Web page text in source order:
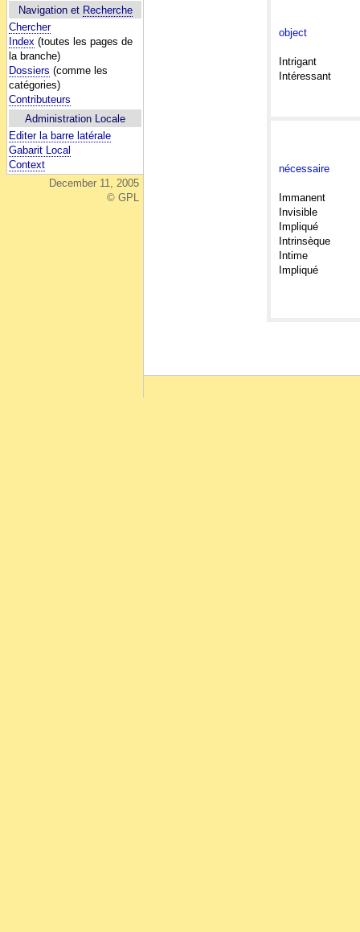
Navigation et Recherche
Chercher
Index (toutes les pages de
la branche)
Dossiers (comme les
catégories)
Contributeurs
Administration Locale
Editer la barre latérale
Gabarit Local
Context
December 11, 2005
© GPL
object
Intrigant
Intéressant
nécessaire
Immanent
Invisible
Impliqué
Intrinsèque
Intime
Impliqué